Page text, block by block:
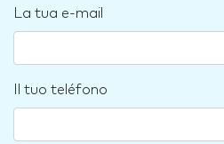
La tua e-mail
Il tuo teléfono